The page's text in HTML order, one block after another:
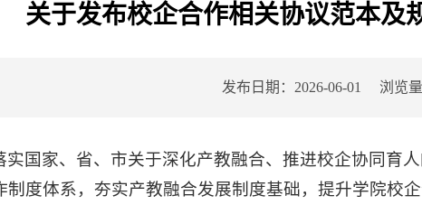
关于发布校企合作相关协议范本及
发布日期：2026-06-01 浏览量
实国家、省、市关于深化产教融合、推进校企协同育
制度体系，夯实产教融合发展制度基础，提升学院校